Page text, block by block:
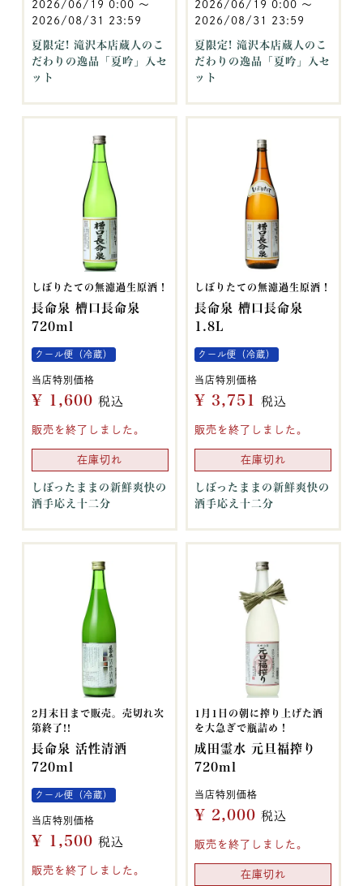
2026/06/19 0:00 〜
2026/08/31 23:59
夏限定! 滝沢本店蔵人のこ
だわりの逸品「夏吟」入セ
ット
2026/06/19 0:00 〜
2026/08/31 23:59
夏限定! 滝沢本店蔵人のこ
だわりの逸品「夏吟」入セ
ット
しぼりたての無濾過生原酒！
長命泉 槽口長命泉
720ml
クール便（冷蔵）
当店特別価格
¥ 1,600 税込
販売を終了しました。
在庫切れ
しぼったままの新鮮爽快の
酒手応え十二分
しぼりたての無濾過生原酒！
長命泉 槽口長命泉
1.8L
クール便（冷蔵）
当店特別価格
¥ 3,751 税込
販売を終了しました。
在庫切れ
しぼったままの新鮮爽快の
酒手応え十二分
2月末日まで販売。売切れ次
第終了!!
長命泉 活性清酒
720ml
クール便（冷蔵）
当店特別価格
¥ 1,500 税込
販売を終了しました。
1月1日の朝に搾り上げた酒
を大急ぎで瓶詰め！
成田霊水 元旦福搾り
720ml
当店特別価格
¥ 2,000 税込
販売を終了しました。
在庫切れ